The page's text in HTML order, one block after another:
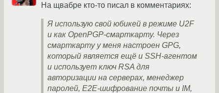
На щвабре кто-то писал в комментариях:
Я использую свой юбикей в режиме U2F
и как OpenPGP-смарткарту. Через
смарткарту у меня настроен GPG,
который является ещё и SSH-агентом
и использует ключ RSA для
авторизации на серверах, менеджер
паролей, E2E-шифрование почты и IM,